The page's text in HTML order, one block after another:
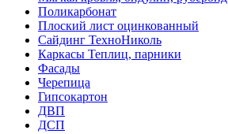
Поликарбонат
Плоский лист оцинкованный
Сайдинг ТехноНиколь
Каркасы Теплиц, парники
Фасады
Черепица
Гипсокартон
ДВП
ДСП